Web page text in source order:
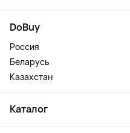
DoBuy
Россия
Беларусь
Казахстан
Каталог